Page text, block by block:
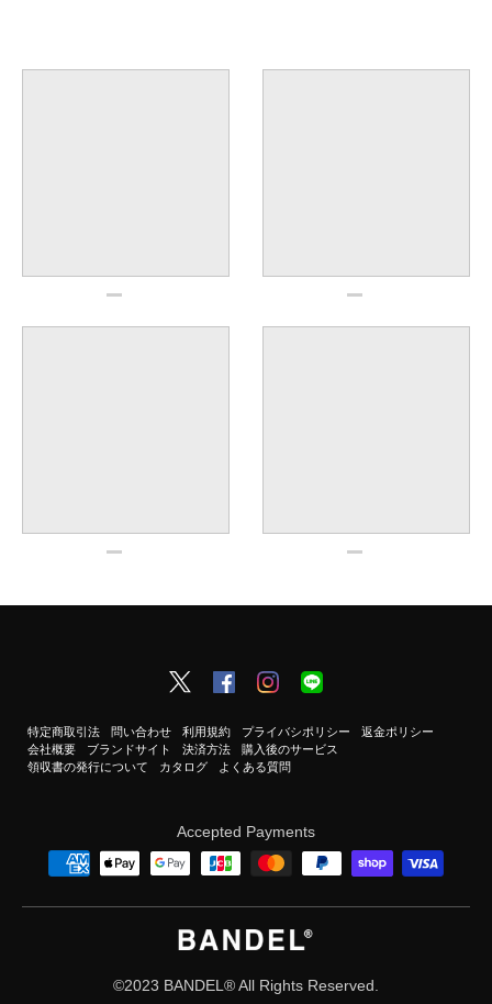
特定商取引法 問い合わせ 利用規約 プライバシポリシー
返金ポリシー
会社概要
ブランドサイト 決済方法
購入後のサービス
領収書の発行について
カタログ よくある質問
Accepted Payments
©2023 BANDEL®︎ All Rights Reserved.